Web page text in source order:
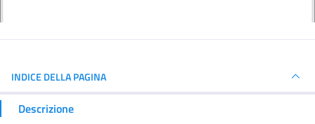
INDICE DELLA PAGINA
Descrizione